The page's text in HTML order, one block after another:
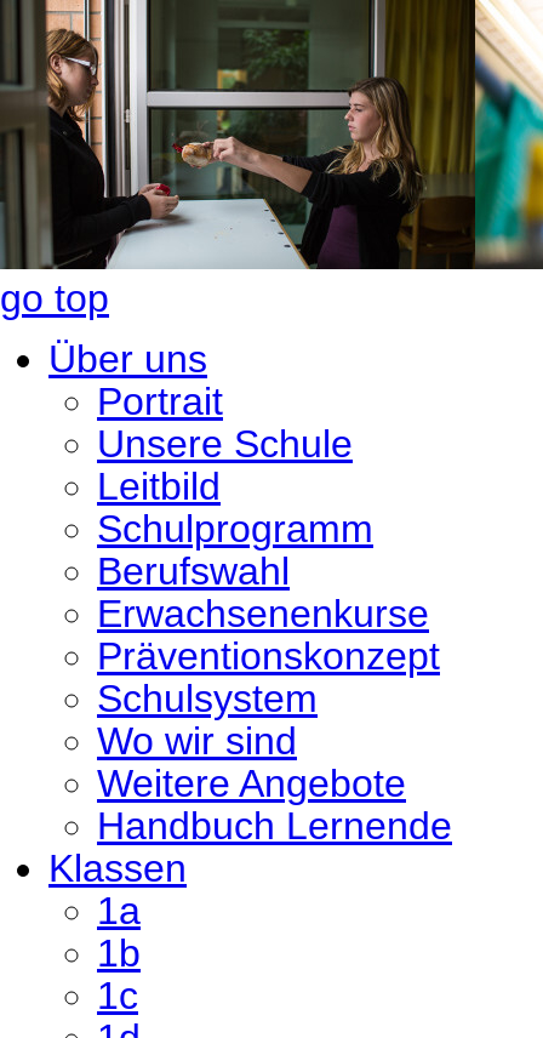
go top
Über uns
Portrait
Unsere Schule
Leitbild
Schulprogramm
Berufswahl
Erwachsenenkurse
Präventionskonzept
Schulsystem
Wo wir sind
Weitere Angebote
Handbuch Lernende
Klassen
1a
1b
1c